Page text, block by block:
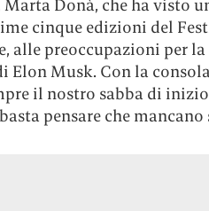
Donà, che ha visto
cinque edizioni del
alle preoccupazioni per
Elon Musk. Con la
il nostro sabba di
pensare che